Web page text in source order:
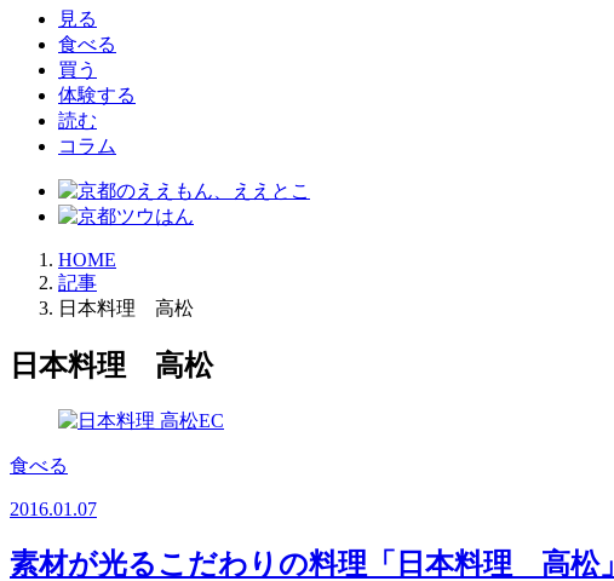
見る
食べる
買う
体験する
読む
コラム
HOME
記事
日本料理 高松
日本料理 高松
食べる
2016.01.07
素材が光るこだわりの料理「日本料理 高松」